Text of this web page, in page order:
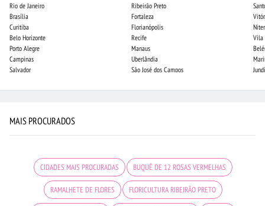
Rio de Janeiro
Brasília
Curitiba
Belo Horizonte
Porto Alegre
Campinas
Salvador
Ribeirão Preto
Fortaleza
Florianópolis
Recife
Manaus
Uberlândia
São José dos Campos
Vila
MAIS PROCURADOS
CIDADES MAIS PROCURADAS BUQUÊ DE 12 ROSAS VERMELHAS
RAMALHETE DE FLORES FLORICULTURA RIBEIRÃO PRETO